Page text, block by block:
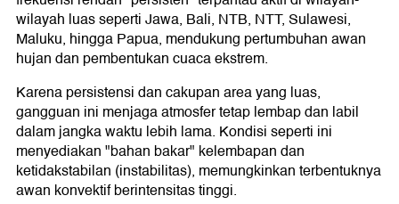
wilayah luas seperti Jawa, Bali, NTB, NTT, Sulawesi,
Maluku, hingga Papua, mendukung pertumbuhan awan
hujan dan pembentukan cuaca ekstrem.
Karena persistensi dan cakupan area yang luas,
gangguan ini menjaga atmosfer tetap lembap dan labil
dalam jangka waktu lebih lama. Kondisi seperti ini
menyediakan "bahan bakar" kelembapan dan
ketidakstabilan (instabilitas), memungkinkan terbentuknya
awan konvektif berintensitas tinggi.